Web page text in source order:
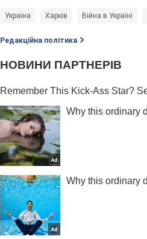
Україна Харків Війна в Україні
Редакційна політика